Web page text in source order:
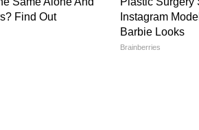
की चेतावनी है।
राज्य के कुछ हिस्सों में भारी बारिश